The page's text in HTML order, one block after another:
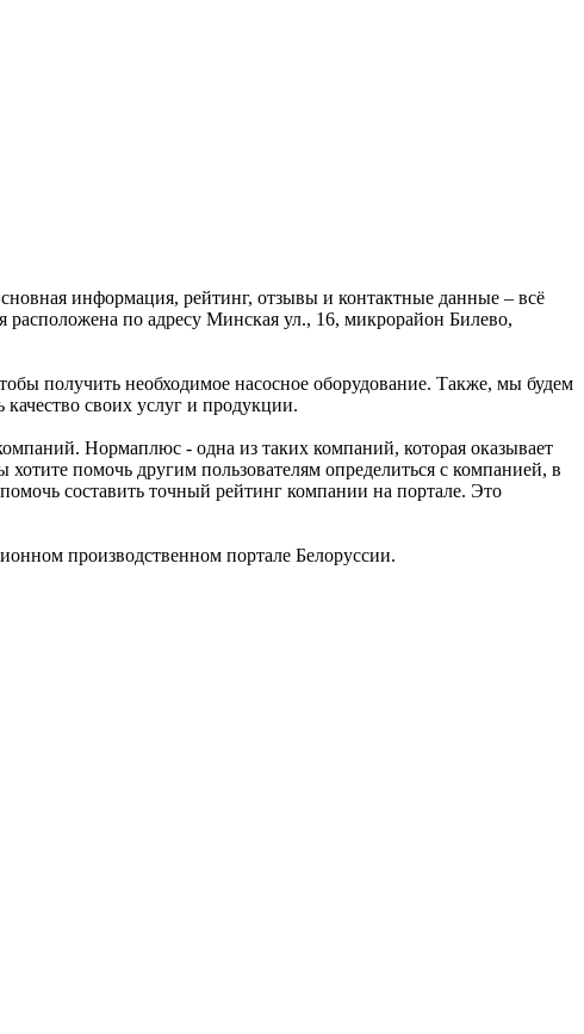
информация, рейтинг, отзывы и контактные данные – всё
по адресу Минская ул., 16, микрорайон Билево,
получить необходимое насосное оборудование. Также, мы будем
своих услуг и продукции.
Нормаплюс - одна из таких компаний, которая оказывает
помочь другим пользователям определиться с компанией, в
составить точный рейтинг компании на портале. Это
производственном портале Белоруссии.